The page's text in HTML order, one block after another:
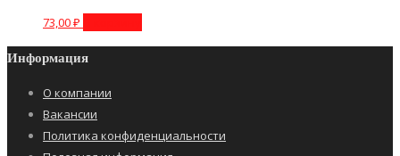
73,00₽
Информация
О компании
Вакансии
Политика конфиденциальности